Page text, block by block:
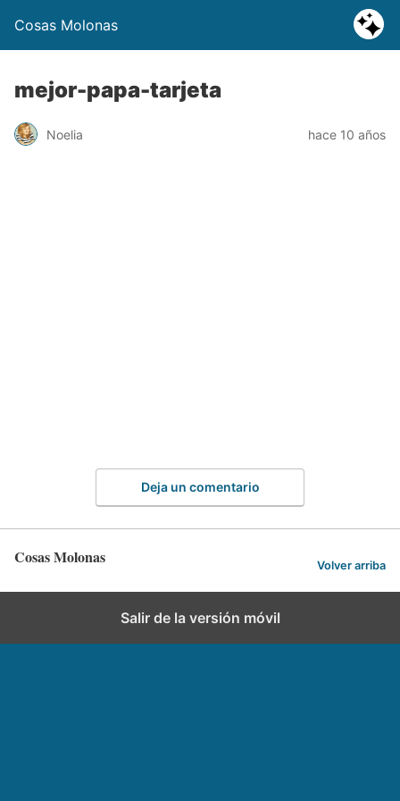
Cosas Molonas
mejor-papa-tarjeta
Noelia hace 10 años
Deja un comentario
Cosas Molonas Volver arriba
Salir de la versión móvil